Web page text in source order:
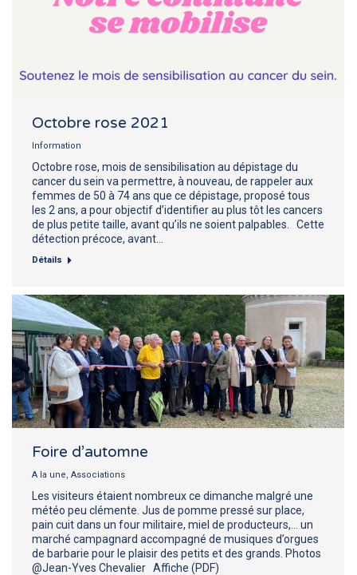
Octobre rose 2021
Information
Octobre rose, mois de sensibilisation au dépistage du
cancer du sein va permettre, à nouveau, de rappeler aux
femmes de 50 à 74 ans que ce dépistage, proposé tous
les 2 ans, a pour objectif d’identifier au plus tôt les cancers
de plus petite taille, avant qu’ils ne soient palpables. Cette
détection précoce, avant…
Détails
Foire d’automne
A la une, Associations
Les visiteurs étaient nombreux ce dimanche malgré une
météo peu clémente. Jus de pomme pressé sur place,
pain cuit dans un four militaire, miel de producteurs,… un
marché campagnard accompagné de musiques d’orgues
de barbarie pour le plaisir des petits et des grands. Photos
@Jean-Yves Chevalier Affiche (PDF)